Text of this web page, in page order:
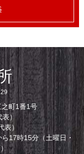
町1番1号
表）
）
17時15分（土曜日・